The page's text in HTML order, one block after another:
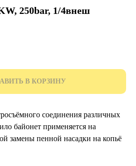
250bar, 1/4внеш
В КОРЗИНУ
соединения различных
байонет применяется на
замены пенной насадки на копьё